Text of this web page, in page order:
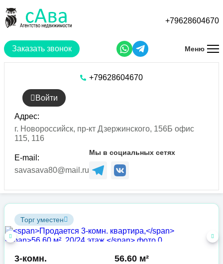
основному
Заказать звонок
+79628604670
Меню
+79628604670
Войти
Адрес:
г. Новороссийск, пр-кт Дзержинского, 156Б офис
115, 116
E-mail:
savasava80@mail.ru
Мы в социальных сетях
Торг уместен
3-комн. 56.60 м²